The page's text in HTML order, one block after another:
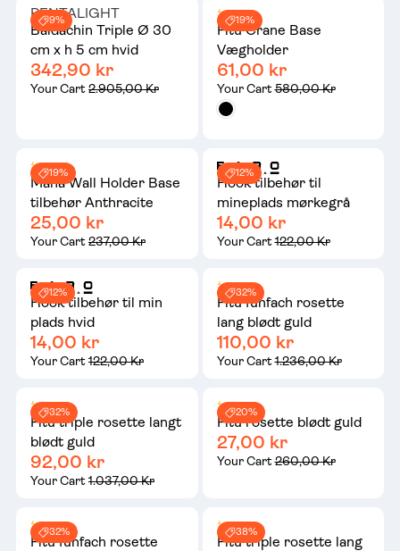
9%
PENTALIGHT
Baldachin Triple Ø 30
cm x h 5 cm hvid
342,90 kr
Your Cart2.905,00 Kr
19%
Fitu Crane Base
Vægholder
61,00 kr
Your Cart580,00 Kr
19%
Mana Wall Holder Base
tilbehør Anthracite
25,00 kr
Your Cart237,00 Kr
12%
Hook tilbehør til
mineplads mørkegrå
14,00 kr
Your Cart122,00 Kr
12%
Hook tilbehør til min
plads hvid
14,00 kr
Your Cart122,00 Kr
32%
Fitu fünfach rosette
lang blødt guld
110,00 kr
Your Cart1.236,00 Kr
32%
Fitu triple rosette langt
blødt guld
92,00 kr
Your Cart1.037,00 Kr
20%
Fitu rosette blødt guld
27,00 kr
Your Cart260,00 Kr
32%
Fitu fünfach rosette
38%
Fitu triple rosette lang